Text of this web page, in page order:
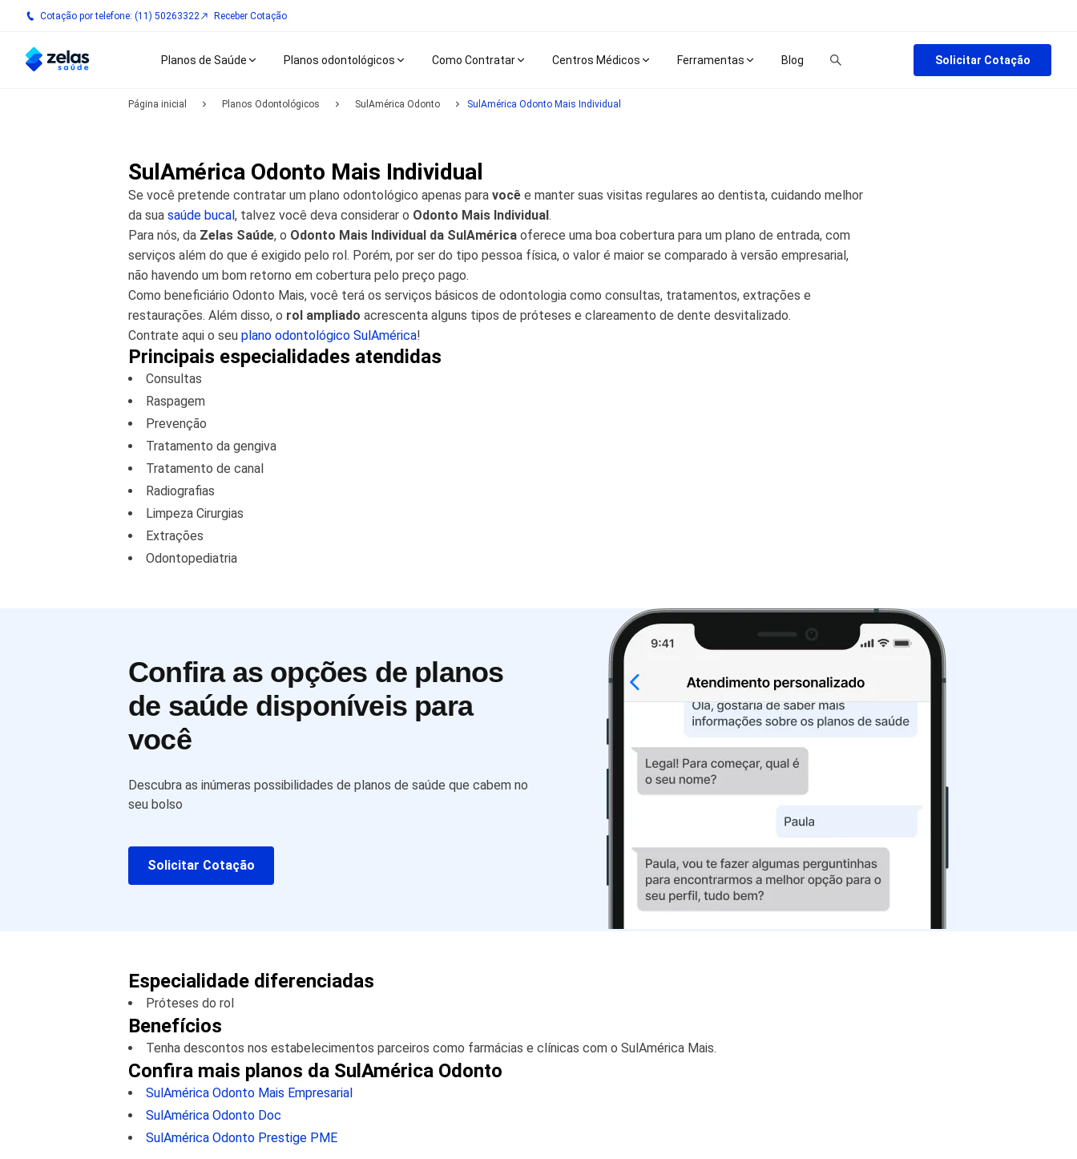
Cotação por telefone: (11) 50263322 Receber Cotação
Planos de Saúde Planos odontológicos Como Contratar Centros Médicos Ferramentas Blog Solicitar Cotação
Página inicial Planos Odontológicos SulAmérica Odonto SulAmérica Odonto Mais Individual
SulAmérica Odonto Mais Individual
Se você pretende contratar um plano odontológico apenas para você e manter suas visitas regulares ao dentista, cuidando melhor
da sua saúde bucal, talvez você deva considerar o Odonto Mais Individual.
Para nós, da Zelas Saúde, o Odonto Mais Individual da SulAmérica oferece uma boa cobertura para um plano de entrada, com
serviços além do que é exigido pelo rol. Porém, por ser do tipo pessoa física, o valor é maior se comparado à versão empresarial,
não havendo um bom retorno em cobertura pelo preço pago.
Como beneficiário Odonto Mais, você terá os serviços básicos de odontologia como consultas, tratamentos, extrações e
restaurações. Além disso, o rol ampliado acrescenta alguns tipos de próteses e clareamento de dente desvitalizado.
Contrate aqui o seu plano odontológico SulAmérica!
Principais especialidades atendidas
Consultas
Raspagem
Prevenção
Tratamento da gengiva
Tratamento de canal
Radiografias
Limpeza Cirurgias
Extrações
Odontopediatria
Confira as opções de planos
de saúde disponíveis para
você
Descubra as inúmeras possibilidades de planos de saúde que cabem no
seu bolso
Solicitar Cotação
Especialidade diferenciadas
Próteses do rol
Benefícios
Tenha descontos nos estabelecimentos parceiros como farmácias e clínicas com o SulAmérica Mais.
Confira mais planos da SulAmérica Odonto
SulAmérica Odonto Mais Empresarial
SulAmérica Odonto Doc
SulAmérica Odonto Prestige PME